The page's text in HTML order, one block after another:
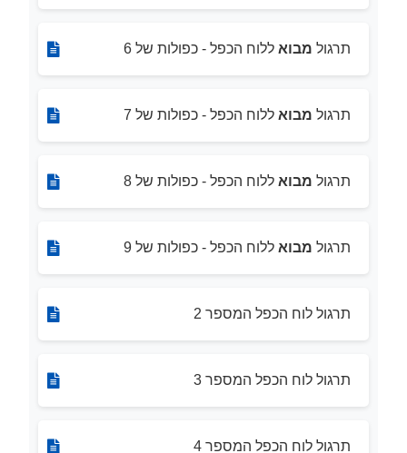
תרגול מבוא ללוח הכפל - כפולות של 6
תרגול מבוא ללוח הכפל - כפולות של 7
תרגול מבוא ללוח הכפל - כפולות של 8
תרגול מבוא ללוח הכפל - כפולות של 9
תרגול לוח הכפל המספר 2
תרגול לוח הכפל המספר 3
תרגול לוח הכפל המספר 4